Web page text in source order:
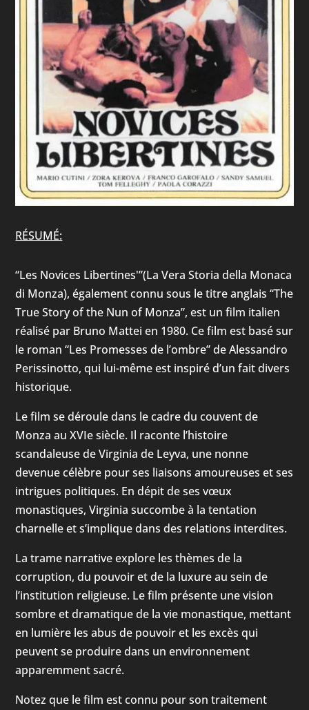
RÉSUMÉ:
“Les Novices Libertines'”(La Vera Storia della Monaca
di Monza), également connu sous le titre anglais “The
True Story of the Nun of Monza”, est un film italien
réalisé par Bruno Mattei en 1980. Ce film est basé sur
le roman “Les Promesses de l’ombre” de Alessandro
Perissinotto, qui lui-même est inspiré d’un fait divers
historique.
Le film se déroule dans le cadre du couvent de
Monza au XVIe siècle. Il raconte l’histoire
scandaleuse de Virginia de Leyva, une nonne
devenue célèbre pour ses liaisons amoureuses et ses
intrigues politiques. En dépit de ses vœux
monastiques, Virginia succombe à la tentation
charnelle et s’implique dans des relations interdites.
La trame narrative explore les thèmes de la
corruption, du pouvoir et de la luxure au sein de
l’institution religieuse. Le film présente une vision
sombre et dramatique de la vie monastique, mettant
en lumière les abus de pouvoir et les excès qui
peuvent se produire dans un environnement
apparemment sacré.
Notez que le film est connu pour son traitement